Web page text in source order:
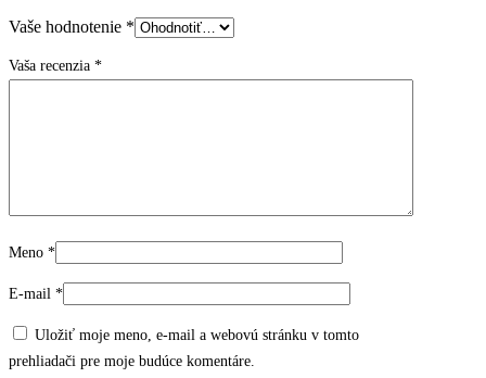
Vaše hodnotenie *
Vaša recenzia *
Meno *
E-mail *
Uložiť moje meno, e-mail a webovú stránku v tomto
prehliadači pre moje budúce komentáre.